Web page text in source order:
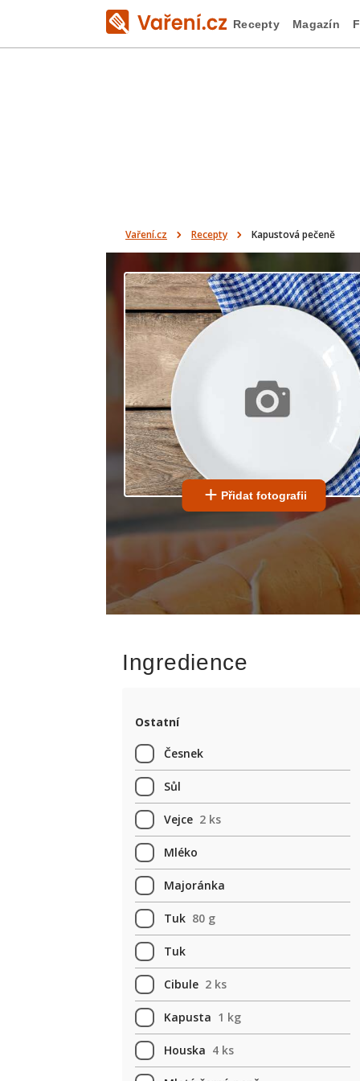
Recepty Magazín
Vaření.cz Recepty Kapustová pečeně
Přidat fotografii
Ingredience
Ostatní
Česnek
Sůl
Vejce 2 ks
Mléko
Majoránka
Tuk 80 g
Tuk
Cibule 2 ks
Kapusta 1 kg
Houska 4 ks